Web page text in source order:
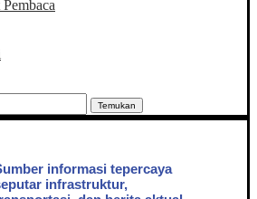
Pembaca
Temukan
informasi tepercaya
infrastruktur,